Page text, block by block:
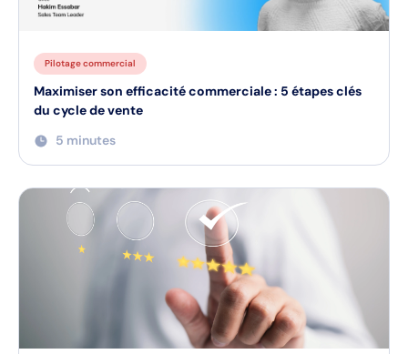
Pilotage commercial
Maximiser son efficacité commerciale : 5 étapes clés
du cycle de vente
5 minutes